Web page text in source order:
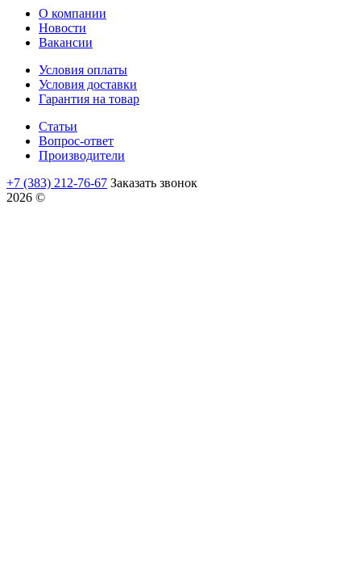
О компании
Новости
Вакансии
Условия оплаты
Условия доставки
Гарантия на товар
Статьи
Вопрос-ответ
Производители
+7 (383) 212-76-67 Заказать звонок
2026 ©